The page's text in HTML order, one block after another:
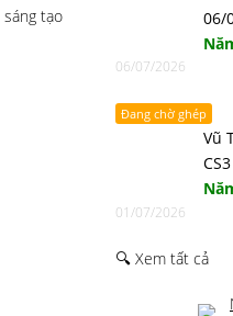
tạo
06/
06/07/2026
Đang chờ ghép
Vũ
01/07/2026
🔍 Xem tất cả